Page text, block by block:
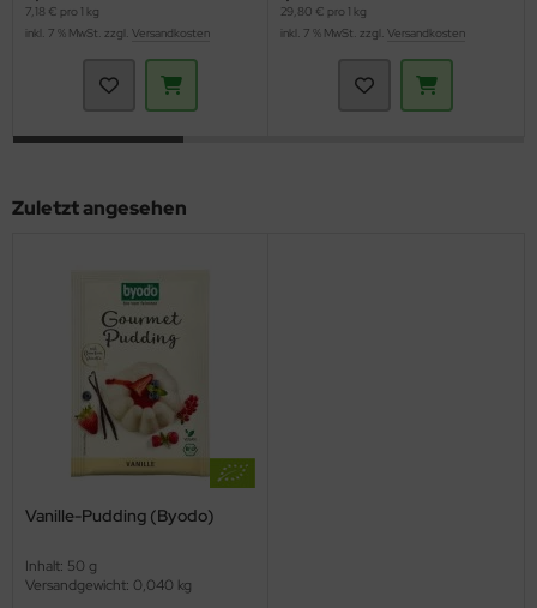
7,18 € pro 1 kg
inkl. 7 % MwSt. zzgl. Versandkosten
29,80 € pro 1 kg
inkl. 7 % MwSt. zzgl. Versandkosten
Zuletzt angesehen
Vanille-Pudding (Byodo)
Inhalt: 50 g
Versandgewicht: 0,040 kg